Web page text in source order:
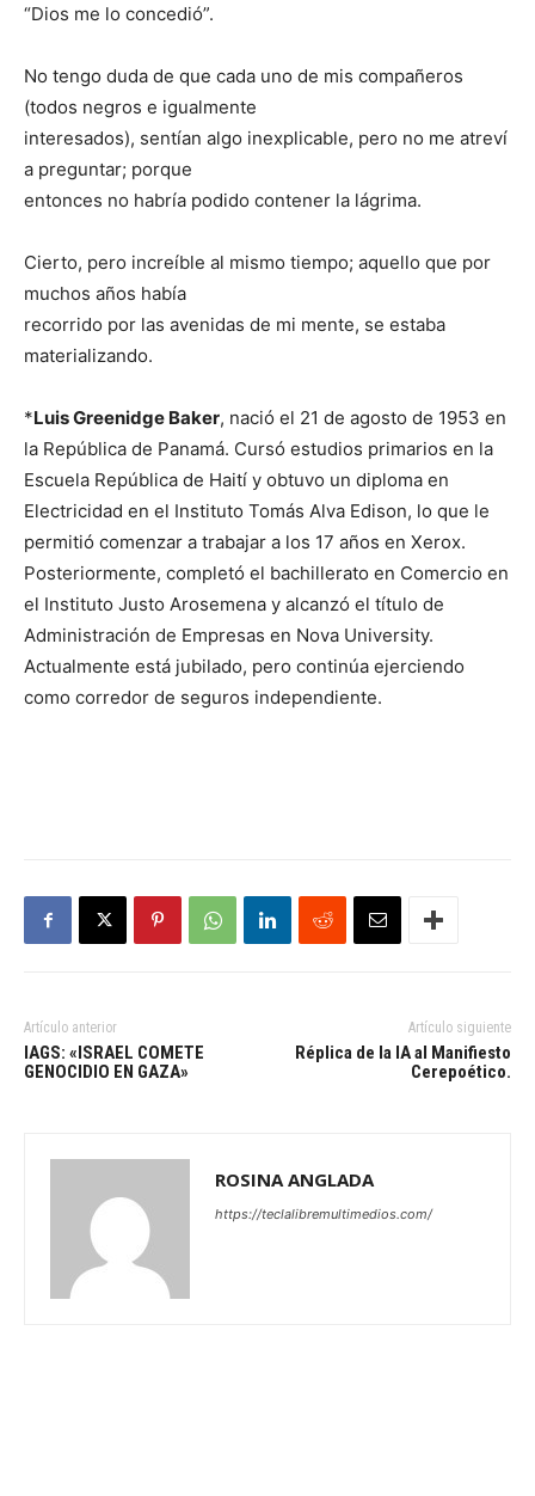
“Dios me lo concedió”.
No tengo duda de que cada uno de mis compañeros
(todos negros e igualmente
interesados), sentían algo inexplicable, pero no me atreví
a preguntar; porque
entonces no habría podido contener la lágrima.
Cierto, pero increíble al mismo tiempo; aquello que por
muchos años había
recorrido por las avenidas de mi mente, se estaba
materializando.
*Luis Greenidge Baker, nació el 21 de agosto de 1953 en
la República de Panamá. Cursó estudios primarios en la
Escuela República de Haití y obtuvo un diploma en
Electricidad en el Instituto Tomás Alva Edison, lo que le
permitió comenzar a trabajar a los 17 años en Xerox.
Posteriormente, completó el bachillerato en Comercio en
el Instituto Justo Arosemena y alcanzó el título de
Administración de Empresas en Nova University.
Actualmente está jubilado, pero continúa ejerciendo
como corredor de seguros independiente.
Artículo anterior
IAGS: «ISRAEL COMETE
GENOCIDIO EN GAZA»
Artículo siguiente
Réplica de la IA al Manifiesto
Cerepoético.
ROSINA ANGLADA
https://teclalibremultimedios.com/